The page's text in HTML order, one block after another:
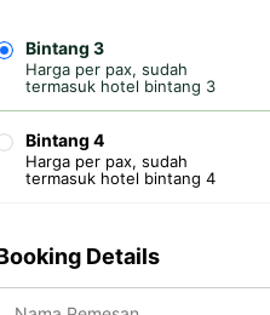
Bintang 3
Harga per pax, sudah
termasuk hotel bintang 3
Bintang 4
Harga per pax, sudah
termasuk hotel bintang 4
Details